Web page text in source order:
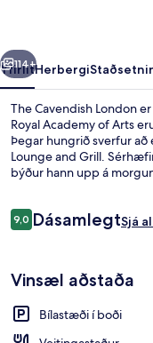
Næsta
114+
YfirlitHerbergi
The Cavendish London
Royal Academy of Arts
Þegar hungrið sverfur að
Lounge and Grill.
býður hann upp á
staðsetningu sem hentar
Umsagnir
9,09,0 af 10
DásamlegtSjá
Vinsæl aðstaða
Bílastæði í boði